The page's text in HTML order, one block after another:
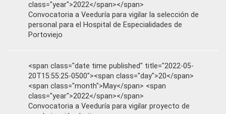
class="year">2022</span></span>
Convocatoria a Veeduría para vigilar la selección de
personal para el Hospital de Especialidades de
Portoviejo
<span class="date time published" title="2022-05-
20T15:55:25-0500"><span class="day">20</span>
<span class="month">May</span> <span
class="year">2022</span></span>
Convocatoria a Veeduría para vigilar proyecto de